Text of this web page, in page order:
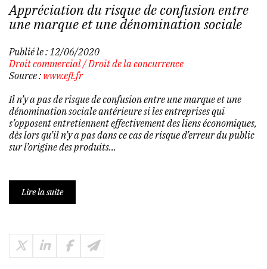
Appréciation du risque de confusion entre
une marque et une dénomination sociale
Publié le : 12/06/2020
Droit commercial/Droit de la concurrence
Source : www.efl.fr
Il n’y a pas de risque de confusion entre une marque et une
dénomination sociale antérieure si les entreprises qui
s’opposent entretiennent effectivement des liens économiques,
dès lors qu’il n’y a pas dans ce cas de risque d’erreur du public
sur l’origine des produits...
Lire la suite